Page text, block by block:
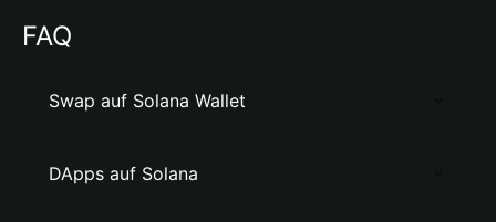
FAQ
Swap auf Solana Wallet
DApps auf Solana